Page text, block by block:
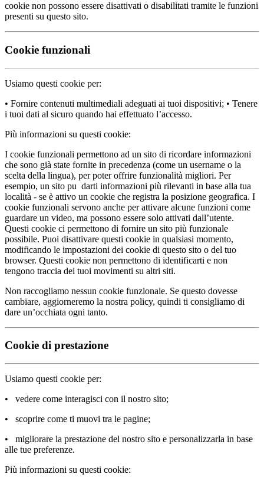
cookie non possono essere disattivati o disabilitati tramite le funzioni
presenti su questo sito.
Cookie funzionali
Usiamo questi cookie per:
• Fornire contenuti multimediali adeguati ai tuoi dispositivi; • Tenere
i tuoi dati al sicuro quando hai effettuato l’accesso.
Più informazioni su questi cookie:
I cookie funzionali permettono ad un sito di ricordare informazioni
che sono già state fornite in precedenza (come un username o la
scelta della lingua), per poter offrire funzionalità migliori. Per
esempio, un sito pu darti informazioni più rilevanti in base alla tua
località - se è attivo un cookie che registra la posizione geografica. I
cookie funzionali servono anche per attivare alcune funzioni come
guardare un video, ma possono essere solo attivati dall’utente.
Questi cookie ci permettono di fornire un sito più funzionale
possibile. Puoi disattivare questi cookie in qualsiasi momento,
modificando le impostazioni dei cookie di questo sito o del tuo
browser. Questi cookie non permettono di identificarti e non
tengono traccia dei tuoi movimenti su altri siti.
Non raccogliamo nessun cookie funzionale. Se questo dovesse
cambiare, aggiorneremo la nostra policy, quindi ti consigliamo di
dare un’occhiata ogni tanto.
Cookie di prestazione
Usiamo questi cookie per:
• vedere come interagisci con il nostro sito;
• scoprire come ti muovi tra le pagine;
• migliorare la prestazione del nostro sito e personalizzarla in base
alle tue preferenze.
Più informazioni su questi cookie: